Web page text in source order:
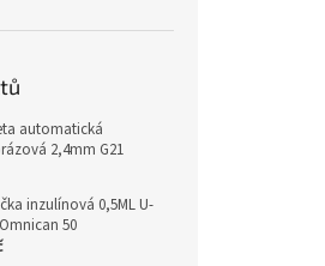
automatická
2,4mm G21
inzulínová 0,5ML U-
50